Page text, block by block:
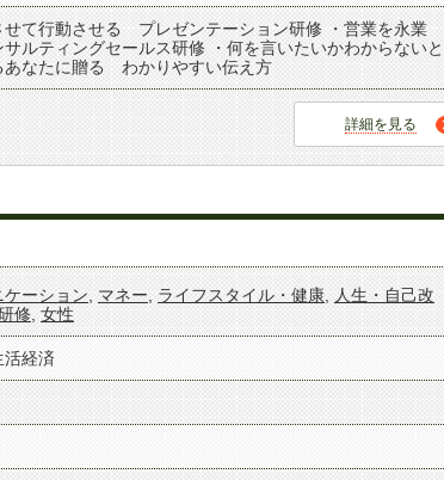
せて行動させる プレゼンテーション研修 ・営業を永業
ルティングセールス研修 ・何を言いたいかわからないと
あなたに贈る わかりやすい伝え方
詳細を見る
ケーション マネー ライフスタイル・健康
人生・自己改
修 女性
活経済